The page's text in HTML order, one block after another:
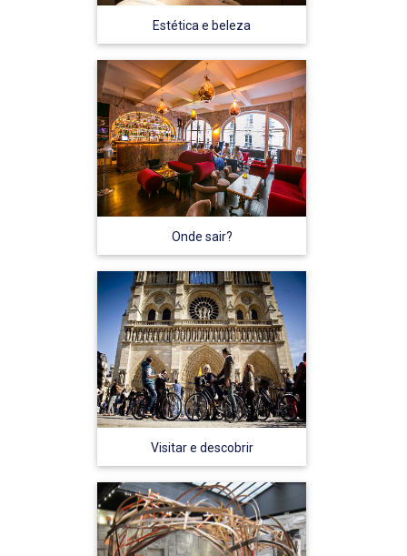
Estética e beleza
Onde sair?
Visitar e descobrir